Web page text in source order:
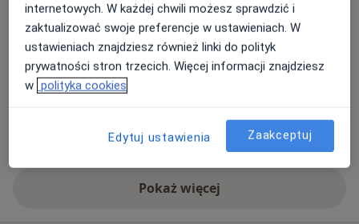
Psychodietetyk
Główne obszary pomocy
Choroby metaboliczne
Insulinooporność
Cukrzyca
Choroby wątroby
Zobacz lokalizacje (2)
Pokaż więcejo doświadczeniu
internetowych. W każdej chwili możesz sprawdzić i
zaktualizować swoje preferencje w ustawieniach. W
ustawieniach znajdziesz również linki do polityk
prywatności stron trzecich. Więcej informacji znajdziesz
w polityka cookies
Edytuj ustawienia Zaakceptuj